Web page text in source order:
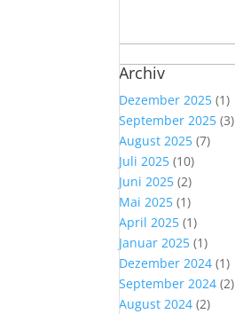
nach:
Archiv
Dezember 2025 (1)
September 2025 (3)
August 2025 (7)
Juli 2025 (10)
Juni 2025 (2)
Mai 2025 (1)
April 2025 (1)
Januar 2025 (1)
Dezember 2024 (1)
September 2024 (2)
August 2024 (2)